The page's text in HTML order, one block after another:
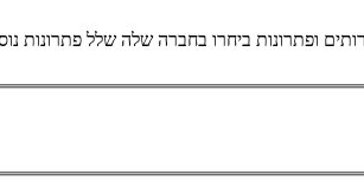
ביחרו בחברה שלה שלל פתרונות נוספים לתחום שרתים: אחסון אתרים, רישום דומיין, סליקת